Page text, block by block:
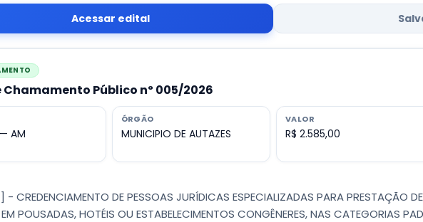
Acessar edital
Chamamento Público nº 005/2026
AM
ÓRGÃO
MUNICIPIO DE AUTAZES
VALOR
R$ 2.585,00
- CREDENCIAMENTO DE PESSOAS JURÍDICAS ESPECIALIZADAS PARA PRESTAÇÃO
POUSADAS, HOTÉIS OU ESTABELECIMENTOS CONGÊNERES, NAS CATEGORIAS